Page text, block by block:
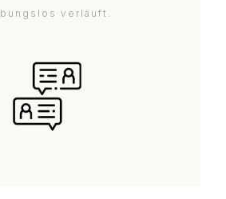
verläuft.